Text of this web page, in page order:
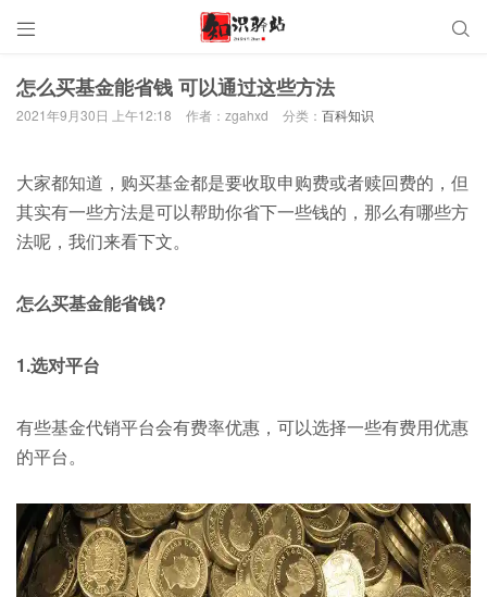
 
怎么买基金能省钱 可以通过这些方法
2021年9月30日 上午12:18 作者：zgahxd 分类： 百科知识
大家都知道，购买基金都是要收取申购费或者赎回费的，但
其实有一些方法是可以帮助你省下一些钱的，那么有哪些方
法呢，我们来看下文。
怎么买基金能省钱?
1.选对平台
有些基金代销平台会有费率优惠，可以选择一些有费用优惠
的平台。